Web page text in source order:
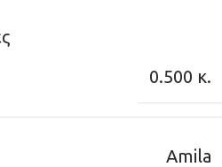
0.500 κ.
Amila